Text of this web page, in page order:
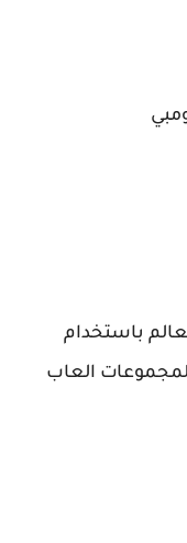
باستخدام
العاب